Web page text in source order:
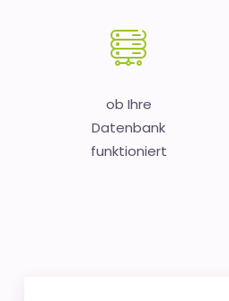
ob Ihre
Datenbank
funktioniert